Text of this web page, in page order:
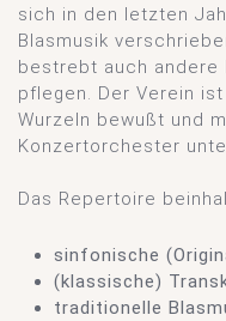
sich in den letzten
Blasmusik
bestrebt auch andere
pflegen. Der Verein
Wurzeln bewußt und
Konzertorchester
Das Repertoire
sinfonische
(klassische)
traditionelle